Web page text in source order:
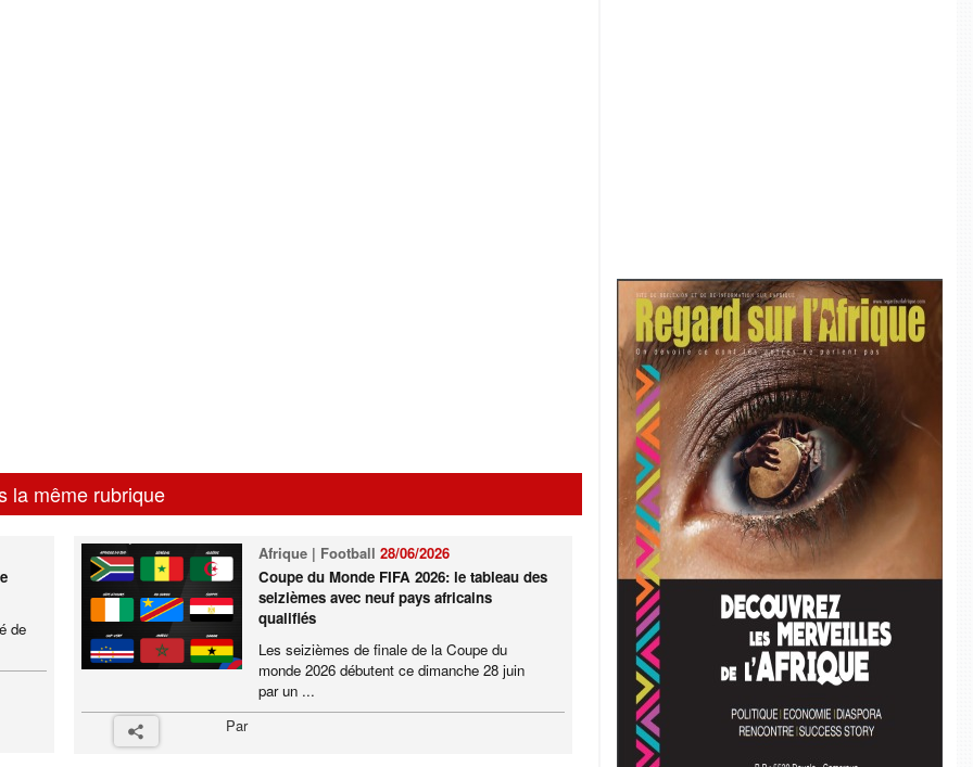
la même rubrique
de
Afrique | Football 28/06/2026
Coupe du Monde FIFA 2026: le tableau des
seizièmes avec neuf pays africains
qualifiés
Les seizièmes de finale de la Coupe du
monde 2026 débutent ce dimanche 28 juin
par un ...
Par